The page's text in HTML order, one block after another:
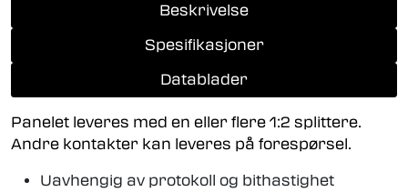
Beskrivelse
Spesifikasjoner
Datablader
Panelet leveres med en eller flere 1:2 splittere.
Andre kontakter kan leveres på forespørsel.
Uavhengig av protokoll og bithastighet